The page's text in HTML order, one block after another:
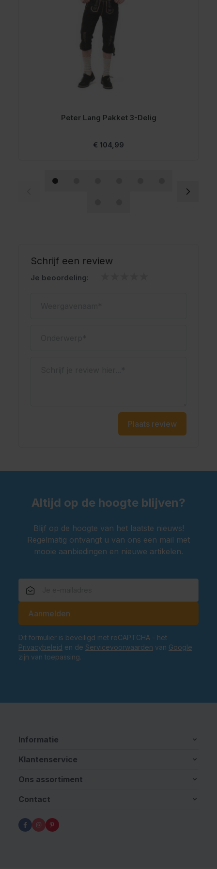
Peter Lang Pakket 3-Delig
Vanaf
€ 104,99
Schrijf een review
Je beoordeling:
Plaats review
Altijd op de hoogte blijven?
Blijf op de hoogte van het laatste nieuws!
Regelmatig ontvangt u van ons een mail met
mooie aanbiedingen en nieuwe artikelen.
Aanmelden
Dit formulier is beveiligd met reCAPTCHA - het
Privacybeleid en de Servicevoorwaarden van Google
zijn van toepassing.
Informatie
Klantenservice
Ons assortiment
Contact